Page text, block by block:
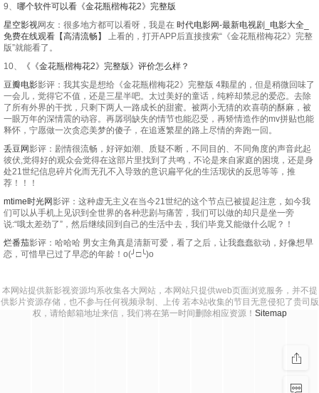
9、 哪个软件可以看《金花瓶楷梅花2》完整版
星空影视网友：很多地方都可以看呀，我是在 时代电影网-最新电视剧_电影大全_
免费在线观看【高清流畅】
上看的，打开APP后直接搜索“《金花瓶楷梅花2》完整
版”就能看了。
10、
《《金花瓶楷梅花2》完整版》评价怎么样？
豆瓣电影影评：我其实是想给《金花瓶楷梅花2》完整版 4颗星的，但是稍微回味了
一会儿，觉得它不值，还是三星半吧。太过美好的童话，纯粹却禁忌的爱恋。去除
了所有外界的干扰，只剩下两人一路成长的甜蜜。被两小无猜的欢喜萌的酥麻，被
一眼万年的深情震的动容。再孱弱缺失的情节也能忍受，再矫情造作的mv拼贴也能
释怀，宁愿做一次贪恋美梦的傻子，在追逐繁星的路上尽情的奔跑一回。
丢豆网影评：剧情很流畅，好评如潮、质疑不断，不同目的、不同角度的声音此起
彼伏,觉得好的观众会觉得在这部片里找到了共鸣，不论是来自家庭的困境，还是身
处21世纪信息碎片化而无孔不入导致的意识扁平化的生活现状的反思等等，推
荐！！！
mtime时光网影评：这种虚无主义在当今21世纪的这个节点已被提起注意，如今我
们可以从手机上见识到全世界的各种悲剧与痛苦，我们可以做的却只是坐一旁
说:“哦太差劲了”，然后继续回到自己的生活中去，我们毕竟又能做什么呢？！
烂番茄影评：哈哈哈 男女主角真是清新可爱，看了之后，让我蠢蠢欲动，好像想早
恋，可惜早已过了早恋的年龄！o(╯□╰)o
本网站提供新影视资源均系收集各大网站，本网站只提供web页面浏览服务，并不提
供影片资源存储，也不参与任何视频录制、上传 若本站收集的节目无意侵犯了贵司版
权，请给邮箱地址来信，我们将在第一时间删除相应资源！ Sitemap